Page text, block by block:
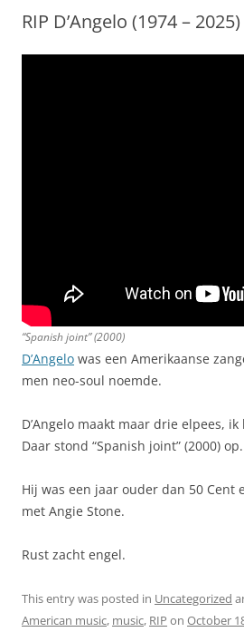
RIP D’Angelo (1974 – 2025)
“Spanish joint” (2000)
D’Angelo was een Amerikaanse
men neo-soul noemde.
D’Angelo maakt maar drie elpees,
Daar stond “Spanish joint” (2000) op.
Hij was een jaar ouder dan 50 Cent
met Angie Stone.
Rust zacht engel.
This entry was posted in Uncategorized
American music, music, RIP on October